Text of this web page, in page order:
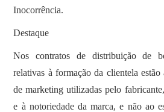
Inocorrência.
Destaque
Nos contratos de distribuição de
relativas à formação da clientela estão
de marketing utilizadas pelo
e à notoriedade da marca, e não ao